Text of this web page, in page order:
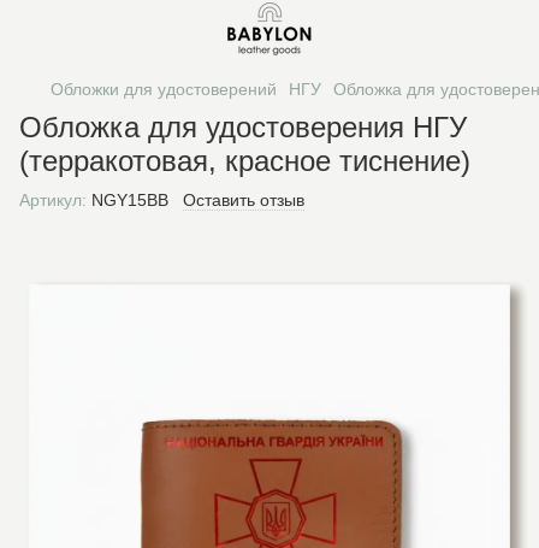
Обложки для удостоверений НГУ Обложка для
Обложка для удостоверения НГУ
(терракотовая, красное тиснение)
Артикул: NGY15BB Оставить отзыв